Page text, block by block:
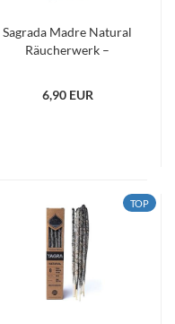
Sagrada Madre Natural
Räucherwerk –
6,90 EUR
TOP